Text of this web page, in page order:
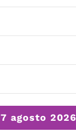
7 agosto